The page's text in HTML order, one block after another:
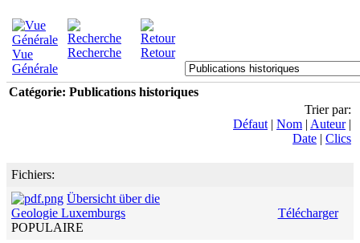
Vue
Générale
Recherche Retour
Catégorie: Publications historiques
Trier par:
Défaut | Nom | Auteur|
Date | Clics
Fichiers:
Übersicht über die
Geologie Luxemburgs
POPULAIRE
Télécharger